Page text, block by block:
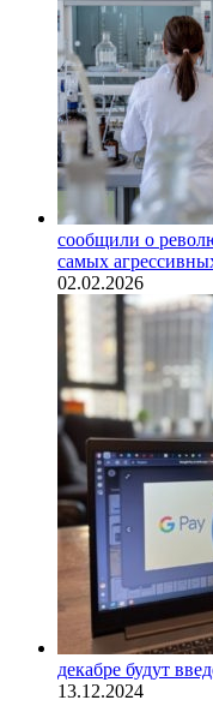
сообщили о
самых
02.02.2026
декабре будут
13.12.2024